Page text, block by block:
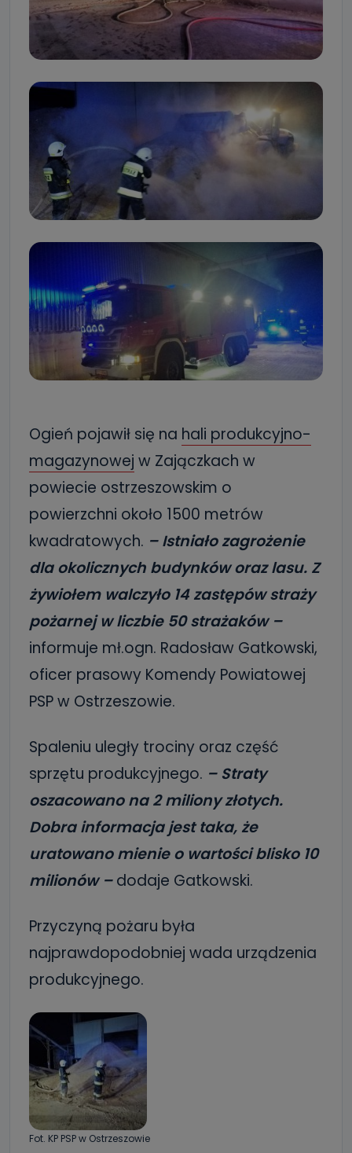
Ogień pojawił się na hali produkcyjno-
magazynowej w Zajączkach w
powiecie ostrzeszowskim o
powierzchni około 1500 metrów
kwadratowych. – Istniało zagrożenie
dla okolicznych budynków oraz lasu. Z
żywiołem walczyło 14 zastępów straży
pożarnej w liczbie 50 strażaków –
informuje mł.ogn. Radosław Gatkowski,
oficer prasowy Komendy Powiatowej
PSP w Ostrzeszowie.
Spaleniu uległy trociny oraz część
sprzętu produkcyjnego. – Straty
oszacowano na 2 miliony złotych.
Dobra informacja jest taka, że
uratowano mienie o wartości blisko 10
milionów –dodaje Gatkowski.
Przyczyną pożaru była
najprawdopodobniej wada urządzenia
produkcyjnego.
Fot. KP PSP w Ostrzeszowie